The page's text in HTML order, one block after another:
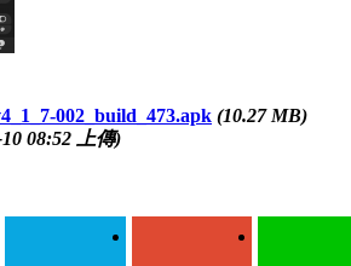
002_build_473.apk (10.27 MB)
08:52 上傳)